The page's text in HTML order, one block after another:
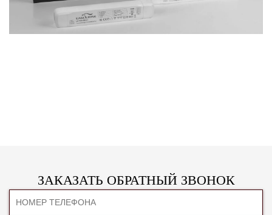
ЗАКАЗАТЬ ОБРАТНЫЙ ЗВОНОК